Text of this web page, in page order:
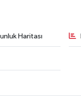
Haritası